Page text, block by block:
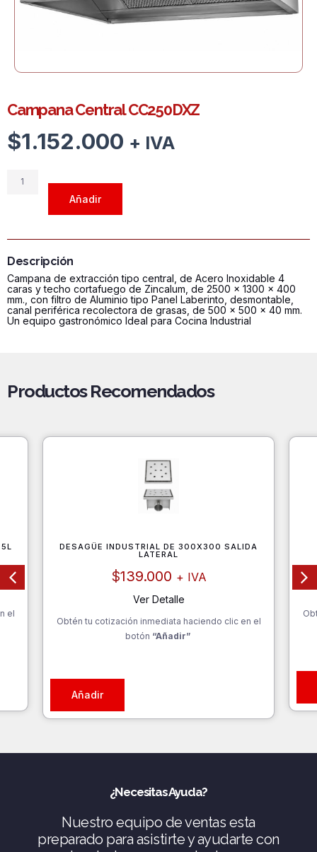
Campana Central CC250DXZ
$1.152.000 + IVA
Campana
Añadir
Descripción
Campana de extracción tipo central, de Acero Inoxidable 4
caras y techo cortafuego de Zincalum, de 2500 x 1300 x 400
mm., con filtro de Aluminio tipo Panel Laberinto, desmontable,
canal periférica recolectora de grasas, de 500 x 500 x 40 mm.
Un equipo gastronómico Ideal para Cocina Industrial
Productos Recomendados
el
DESAGÜE INDUSTRIAL DE 300X300 SALIDA
LATERAL
$139.000 + IVA
Ver Detalle
Obtén tu cotización inmediata haciendo clic en el
botón “Añadir”
Añadir
¿Necesitas Ayuda?
Nuestro equipo de ventas esta
preparado para asistirte y ayudarte con